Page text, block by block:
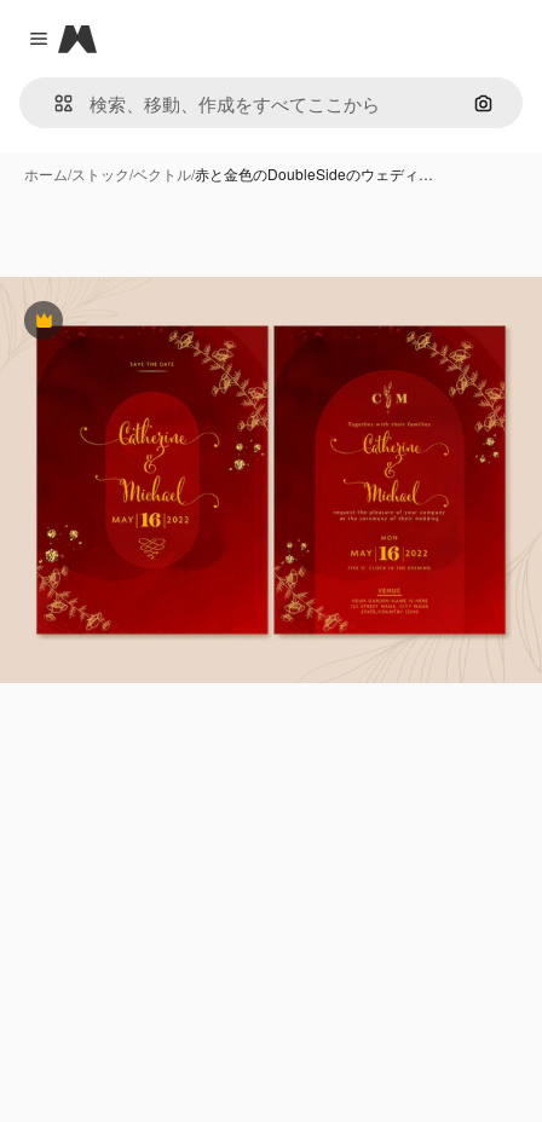
Close menu
Magnific
画像で
ホーム/ストック/ベクトル/赤と金色のDoubleSideのウェディ…
Premium